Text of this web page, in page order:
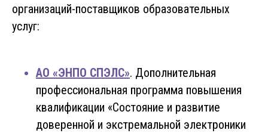
организаций-поставщиков образовательных
услуг:
АО «ЭНПО СПЭЛС». Дополнительная
профессиональная программа повышения
квалификации «Состояние и развитие
доверенной и экстремальной электроники